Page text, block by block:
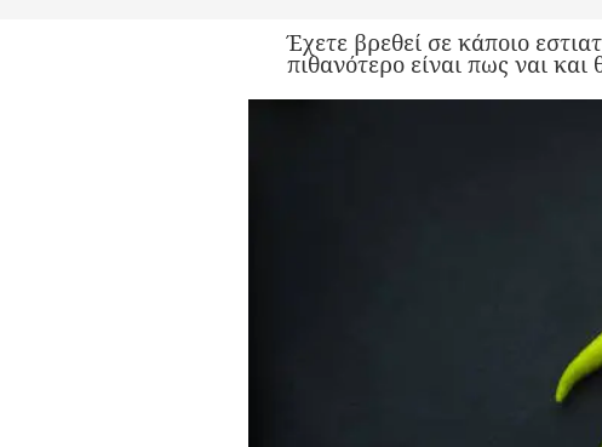
Έχετε βρεθεί σε κάποιο
πιθανότερο είναι πως ναι